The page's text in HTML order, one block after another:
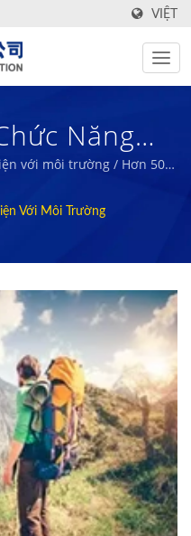
VIỆT
Năng
Trường /
Dệt Tại Đài
với môi trường / Hơn 50
Suất Cao và Bọt Cao Su
Với Môi Trường